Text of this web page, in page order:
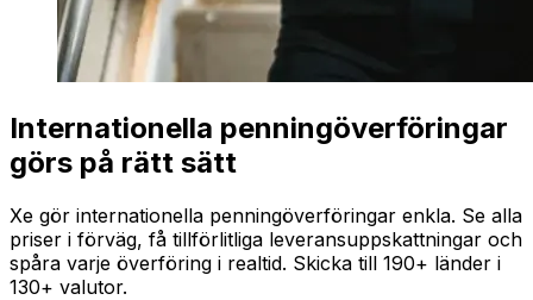
Internationella penningöverföringar
görs på rätt sätt
Xe gör internationella penningöverföringar enkla. Se alla
priser i förväg, få tillförlitliga leveransuppskattningar och
spåra varje överföring i realtid. Skicka till 190+ länder i
130+ valutor.